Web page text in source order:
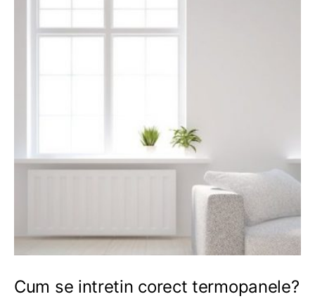
Cum se intretin corect termopanele?